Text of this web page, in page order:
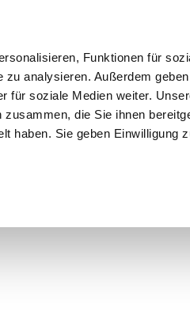
Funktionen für
analysieren. Außerdem
für soziale Medien weiter.
die Sie ihnen
haben. Sie geben Einwilligung